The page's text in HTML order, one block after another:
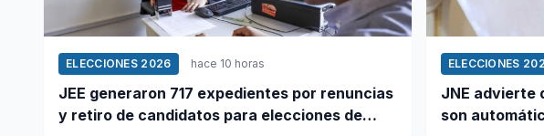
ELECCIONES 2026 hace 10 horas
JEE generaron 717 expedientes por renuncias
y retiro de candidatos para elecciones de
ELECCIONES
JNE advierte
son